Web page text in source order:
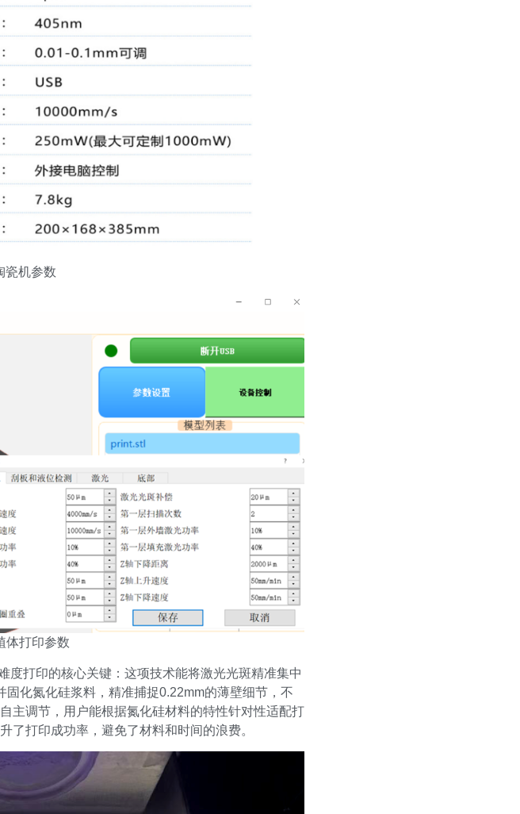
瓷机参数
体打印参数
打印的核心关键：这项技术能将激光光斑精准集中
化氮化硅浆料，精准捕捉0.22mm的薄壁细节，不
主调节，用户能根据氮化硅材料的特性针对性适配打
了打印成功率，避免了材料和时间的浪费。